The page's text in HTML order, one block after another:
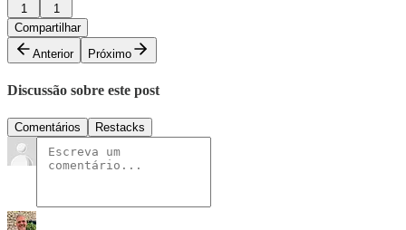
1
1
Compartilhar
Anterior
Próximo
Discussão sobre este post
Comentários Restacks